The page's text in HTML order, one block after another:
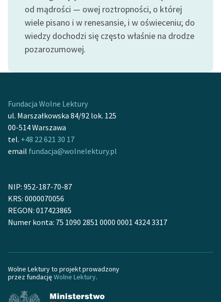
niepełnosprawnościami
Feministyczne inspiracje.
Popularyzacja
skandynawskiej literatury
Kolekcje edukacyjne
twórców przechodzących
do domeny publicznej,
lektur szkolnych oraz
Starego Testamentu
O nas
O projekcie
od mądrości — owej roztropności, o której
wiele pisano i w renesansie, i w oświeceniu; do
wiedzy dochodzi się często właśnie na drodze
pozarozumowej.
Fundacja Wolne Lektury
ul. Marszałkowska 84/92 lok. 125
00-514 Warszawa
tel. +48 22 621 30 17
email fundacja@wolnelektury.pl
NIP: 952-187-70-87
KRS: 0000070056
REGON: 017423865
Numer konta: 75 1090 2851 0000 0001 4324 3317
Wolne Lektury to projekt prowadzony
przez fundację Wolne Lektury.